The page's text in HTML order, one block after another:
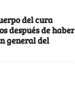
del cura
después de haber
general del